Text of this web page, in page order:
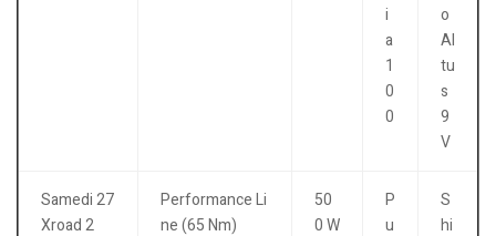
i
a
1
0
0
o
Al
tu
s
9
V
Samedi 27
Xroad 2
Performance Li
ne (65 Nm)
50
0 W
P
u
S
hi